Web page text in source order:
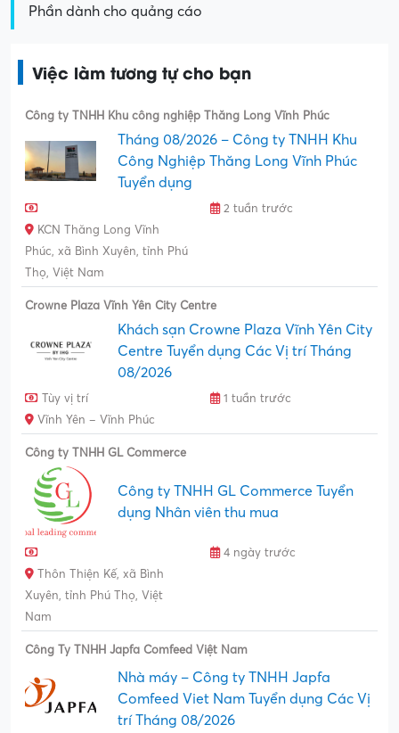
Phần dành cho quảng cáo
Việc làm tương tự cho bạn
Công ty TNHH Khu công nghiệp Thăng Long Vĩnh Phúc
Tháng 08/2026 – Công ty TNHH Khu
Công Nghiệp Thăng Long Vĩnh Phúc
Tuyển dụng
2 tuần trước
KCN Thăng Long Vĩnh
Phúc, xã Bình Xuyên, tỉnh Phú
Thọ, Việt Nam
Crowne Plaza Vĩnh Yên City Centre
Khách sạn Crowne Plaza Vĩnh Yên City
Centre Tuyển dụng Các Vị trí Tháng
08/2026
Tùy vị trí
1 tuần trước
Vĩnh Yên – Vĩnh Phúc
Công ty TNHH GL Commerce
Công ty TNHH GL Commerce Tuyển
dụng Nhân viên thu mua
4 ngày trước
Thôn Thiện Kế, xã Bình
Xuyên, tỉnh Phú Thọ, Việt
Nam
Công Ty TNHH Japfa Comfeed Việt Nam
Nhà máy – Công ty TNHH Japfa
Comfeed Viet Nam Tuyển dụng Các Vị
trí Tháng 08/2026